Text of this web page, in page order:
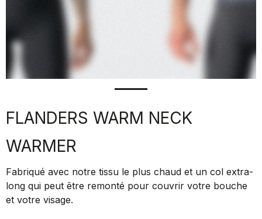
FLANDERS WARM NECK
WARMER
Fabriqué avec notre tissu le plus chaud et un col extra-
long qui peut être remonté pour couvrir votre bouche
et votre visage.